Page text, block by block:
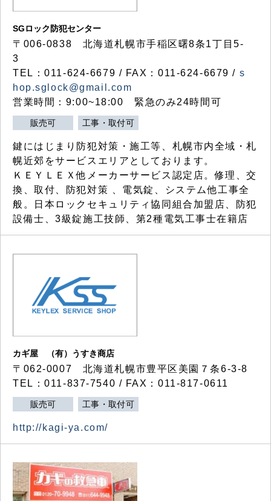
SGロック防犯センター
〒006-0838 北海道札幌市手稲区曙8条1丁目5-
3
TEL：011-624-6679 / FAX：011-624-6679 / s
hop.sglock@gmail.com
営業時間：9:00~18:00 緊急のみ24時間可
販売可 工事・取付可
鍵にはじまり防犯対策・施工等、札幌市内全域・札
幌近郊をサービスエリアとしております。
ＫＥＹＬＥＸ他メーカーサービス認定店。修理、交
換、取付、防犯対策 、電気錠、システム他工事全
般。日本ロックセキュリティ協同組合加盟店、防犯
設備士、3級錠施工技師、第2種電気工事士在籍店
カギ屋 （有）うすき商店
〒062-0007 北海道札幌市豊平区美園７条6-3-8
TEL：011-837-7540 / FAX：011-817-0611
販売可 工事・取付可
http://kagi-ya.com/